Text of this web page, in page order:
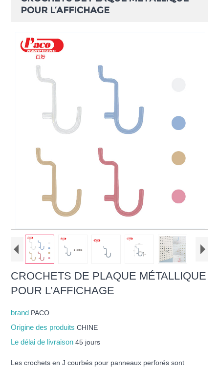
POUR L’AFFICHAGE
CROCHETS DE PLAQUE MÉTALLIQUE
POUR L’AFFICHAGE
brand PACO
Origine des produitsCHINE
Le délai de livraison45 jours
Les crochets en J courbés pour panneaux perforés sont